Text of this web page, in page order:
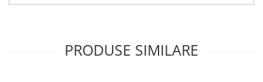
PRODUSE SIMILARE